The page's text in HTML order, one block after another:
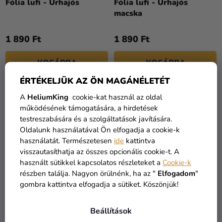
ÉRTÉKELJÜK AZ ÖN MAGÁNÉLETÉT
A HeliumKing cookie-kat használ az oldal
működésének támogatására, a hirdetések
testreszabására és a szolgáltatások javítására.
Oldalunk használatával Ön elfogadja a cookie-k
használatát. Természetesen ide kattintva
visszautasíthatja az összes opcionális cookie-t. A
használt sütikkel kapcsolatos részleteket a Cookie-k
részben találja. Nagyon örülnénk, ha az " Elfogadom"
gombra kattintva elfogadja a sütiket. Köszönjük!
Beállítások
Fólia lufi - Űrhajós
1 890 Ft
KOSÁRBA
Fólia lufi - Űrhajós
macska
1 890 Ft
KOSÁRBA
A
cm